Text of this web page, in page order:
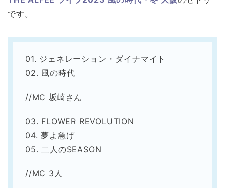
です。
01. ジェネレーション・ダイナマイト
02. 風の時代
//MC 坂崎さん
03. FLOWER REVOLUTION
04. 夢よ急げ
05. 二人のSEASON
//MC 3人